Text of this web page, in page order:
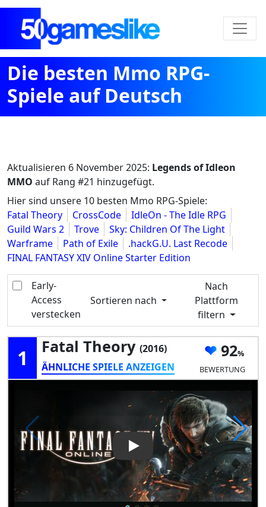
Die besten Mmo RPG-
Spiele auf Deutsch
Aktualisieren 6 November 2025: Legends of Idleon
MMO auf Rang #21 hinzugefügt.
Hier sind unsere 10 besten Mmo RPG-Spiele:
Fatal Theory
CrossCode
IdleOn - The Idle RPG
Guild Wars 2
Trove
Sky: Children Of The Light
Warframe
Path of Exile
.hackG.U. Last Recode
FINAL FANTASY XIV Online Starter Edition
Early-
Access
verstecken
Sortieren nach
Nach
Plattform
filtern
1 Fatal Theory (2016)
ÄHNLICHE SPIELE ANZEIGEN
92
BEWERTUNG
Play Video: Fatal Theory